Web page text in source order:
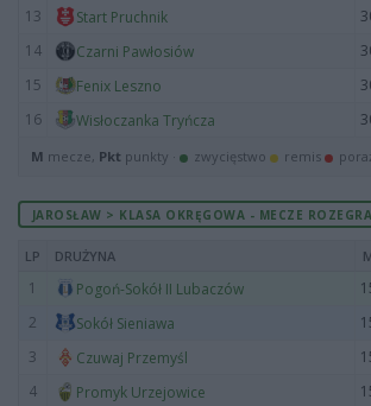
13
Start Pruchnik
14
Czarni Pawłosiów
15
Fenix Leszno
16
Wisłoczanka Tryńcza
M mecze, Pkt punkty · zwycięstwo remis
JAROSŁAW > KLASA OKRĘGOWA - MECZE
LP DRUŻYNA
1 Pogoń-Sokół II Lubaczów
2
Sokół Sieniawa
3
Czuwaj Przemyśl
4
Promyk Urzejowice